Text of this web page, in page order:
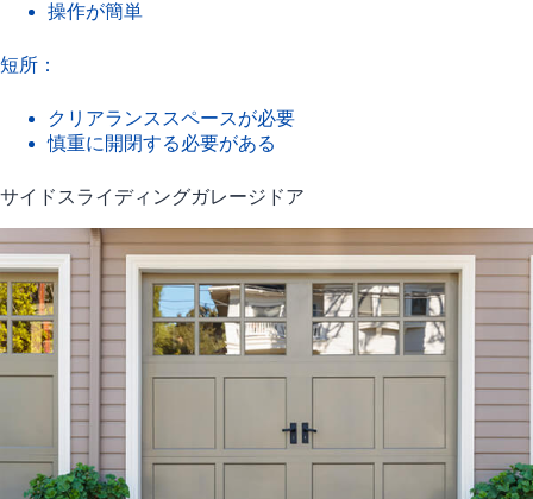
操作が簡単
短所：
クリアランススペースが必要
慎重に開閉する必要がある
サイドスライディングガレージドア